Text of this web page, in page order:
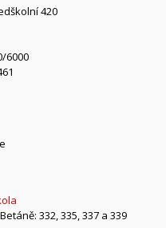
420
6000
332, 335, 337 a 339